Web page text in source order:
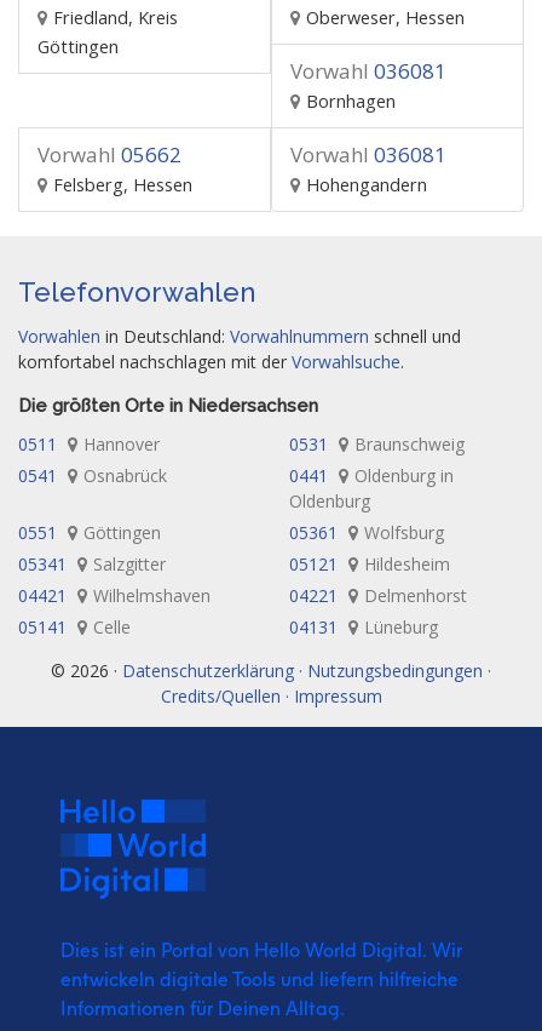
Friedland, Kreis
Göttingen
Oberweser, Hessen
Vorwahl 036081
Bornhagen
Vorwahl 05662
Felsberg, Hessen
Vorwahl 036081
Hohengandern
Telefonvorwahlen
Vorwahlen in Deutschland: Vorwahlnummern schnell und
komfortabel nachschlagen mit der Vorwahlsuche.
Die größten Orte in Niedersachsen
0511 Hannover 0531
Braunschweig
0541
Osnabrück 0441
Oldenburg in
Oldenburg
0551
Göttingen 05361
Wolfsburg
05341
Salzgitter 05121
Hildesheim
04421
Wilhelmshaven 04221
Delmenhorst
05141
Celle 04131
Lüneburg
© 2026 · Datenschutzerklärung · Nutzungsbedingungen ·
Credits/Quellen · Impressum
Dies ist ein Portal von Hello World Digital. Wir
entwickeln digitale Tools und liefern hilfreiche
Informationen für Deinen Alltag.